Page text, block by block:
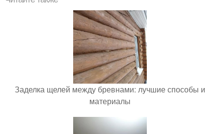
Заделка щелей между бревнами: лучшие способы и
материалы